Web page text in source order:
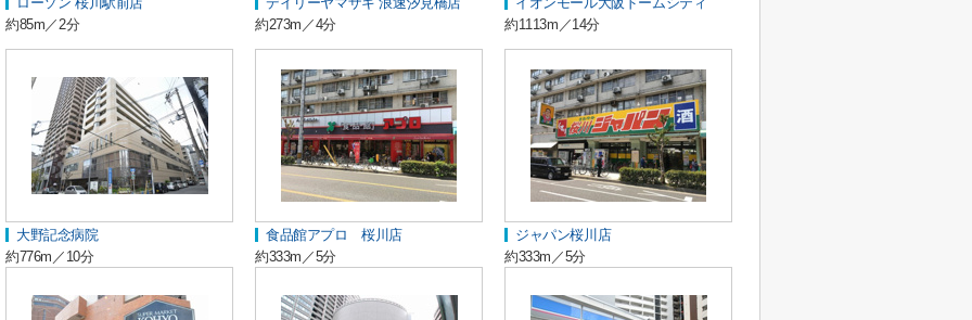
約85m／2分
約273m／4分
約1113m／14分
大野記念病院
約776m／10分
食品館アプロ 桜川店
約333m／5分
ジャパン桜川店
約333m／5分